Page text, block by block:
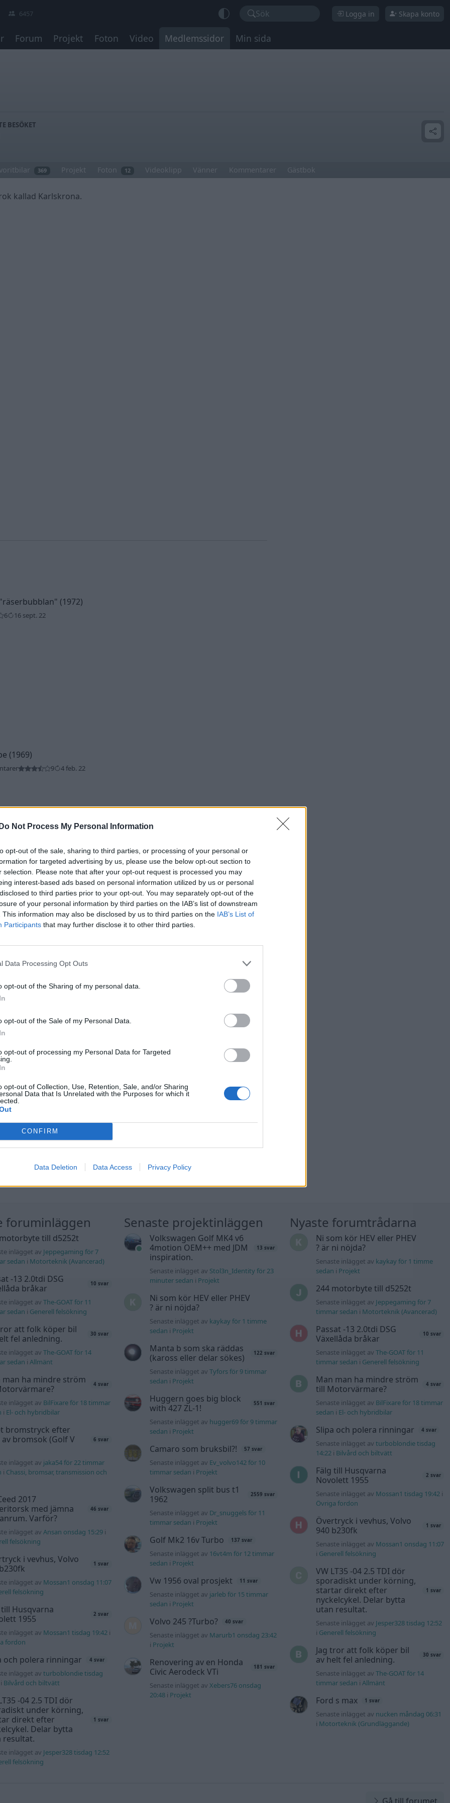
Do Not Process My Personal Information
opt-out of the sale, sharing to third parties, or processing of your personal or
for targeted advertising by us, please use the below opt-out section to
selection. Please note that after your opt-out request is processed you may
interest-based ads based on personal information utilized by us or personal
to third parties prior to your opt-out. You may separately opt-out of the
of your personal information by third parties on the IAB’s list of downstream
This information may also be disclosed by us to third parties on the IAB’s List of
Participants that may further disclose it to other third parties.
Data Processing Opt Outs
opt-out of the Sharing of my personal data.
opt-out of the Sale of my Personal Data.
opt-out of processing my Personal Data for Targeted
opt-out of Collection, Use, Retention, Sale, and/or Sharing
Data that Is Unrelated with the Purposes for which it
CONFIRM
Data Deletion Data Access Privacy Policy
6457 Sök Logga in Skapa konto
Forum Projekt Foton Video Medlemssidor Min sida
BESÖKET
369 Projekt Foton 12 Videoklipp Vänner Kommentarer Gästbok
kallad Karlskrona.
"räserbubblan" (1972)
6 16 sept. 22
(1969)
9 4 feb. 22
(2000)
9 30 april 12
(1995)
foruminläggen
till d5252t
inlägget av Jeppegaming för 7
sedan i Motorteknik (Avancerad)
-13 2.0tdi DSG
bråkar
10 svar
inlägget avThe-GOAT för 11
sedan i Generell felsökning
att folk köper bil
fel anledning.
30 svar
inlägget avThe-GOAT för 14
sedan iAllmänt
man ha mindre ström
4 svar
inlägget av BilFixare för 18 timmar
i El- och hybridbilar
bromstryck efter
av bromsok (Golf V
6 svar
inlägget av jaka54 för 22 timmar
i Chassi, bromsar, transmission och
2017
med jämna
Varför?
46 svar
inlägget avAnsan onsdag 15:29 i
felsökning
i vevhus, Volvo
1 svar
inlägget av Mossan1 onsdag 11:07
felsökning
till Husqvarna
1955
2 svar
inlägget av Mossan1 tisdag 19:42 i
fordon
och polera rinningar 4 svar
inlägget avturboblondie tisdag
i Bilvård och biltvätt
-04 2.5 TDI dör
under körning,
direkt efter
Delar bytta
resultat.
1 svar
inlägget av Jesper328 tisdag 12:52
felsökning
Senaste projektinläggen
Volkswagen Golf MK4 v6
4motion OEM++ med JDM
inspiration.
13 svar
Senaste inlägget av Stol3n_Identity för 23
minuter sedan i Projekt
Ni som kör HEV eller PHEV
? är ni nöjda?
Senaste inlägget av kaykay för 1 timme
sedan i Projekt
Manta b som ska räddas
(kaross eller delar sökes)
122 svar
Senaste inlägget av Tyfors för 9 timmar
sedan i Projekt
Huggern goes big block
with 427 ZL-1!
551 svar
Senaste inlägget av hugger69 för 9 timmar
sedan i Projekt
Camaro som bruksbil?! 57 svar
Senaste inlägget av Ev_volvo142 för 10
timmar sedan i Projekt
Volkswagen split bus t1
1962
2559 svar
Senaste inlägget av Dr_snuggels för 11
timmar sedan i Projekt
Golf Mk2 16v Turbo 137 svar
Senaste inlägget av 16vt4m för 12 timmar
sedan i Projekt
Vw 1956 oval prosjekt 11 svar
Senaste inlägget av jarleb för 15 timmar
sedan i Projekt
Volvo 245 ?Turbo? 40 svar
Senaste inlägget av Marurb1 onsdag 23:42
i Projekt
Renovering av en Honda
Civic Aerodeck VTi
181 svar
Senaste inlägget av Xebers76 onsdag
20:48i Projekt
Nyaste forumtrådarna
Ni som kör HEV eller PHEV
? är ni nöjda?
Senaste inlägget av kaykay för 1 timme
sedan i Projekt
244 motorbyte till d5252t
Senaste inlägget av Jeppegaming för 7
timmar sedan i Motorteknik (Avancerad)
Passat -13 2.0tdi DSG
Växellåda bråkar
10 svar
Senaste inlägget av The-GOAT för 11
timmar sedan i Generell felsökning
Man man ha mindre ström
till Motorvärmare?
4 svar
Senaste inlägget av BilFixare för 18 timmar
sedan i El- och hybridbilar
Slipa och polera rinningar 4 svar
Senaste inlägget av turboblondie tisdag
14:22i Bilvård och biltvätt
Fälg till Husqvarna
Novolett 1955
2 svar
Senaste inlägget av Mossan1 tisdag 19:42i
Övriga fordon
Övertryck i vevhus, Volvo
940 b230fk
1 svar
Senaste inlägget av Mossan1 onsdag 11:07
i Generell felsökning
VW LT35 -04 2.5 TDI dör
sporadiskt under körning,
startar direkt efter
nyckelcykel. Delar bytta
utan resultat.
1 svar
Senaste inlägget av Jesper328 tisdag 12:52
i Generell felsökning
Jag tror att folk köper bil
av helt fel anledning.
30 svar
Senaste inlägget av The-GOAT för 14
timmar sedan i Allmänt
Ford s max 1 svar
Senaste inlägget av nucken måndag 06:31
i Motorteknik (Grundläggande)